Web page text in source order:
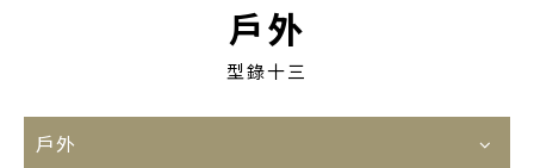
戶外
型錄十三
戶外